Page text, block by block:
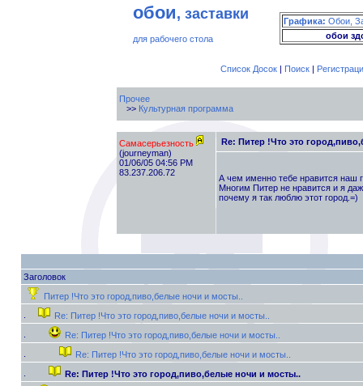
обои, заставки
для рабочего стола
Графика: Обои,
обои
Список Досок| Поиск|
Прочее
>> Культурная программа
Самасерьезность
(journeyman)
01/06/05 04:56 PM
83.237.206.72
Re: Питер !Что это
А чем именно тебе нравится наш
Многим Питер не нравится и я
почему я так люблю этот город.=)
Заголовок
Питер !Что это город,пиво,белые ночи и мосты..
Re: Питер !Что это город,пиво,белые ночи и мосты..
Re: Питер !Что это город,пиво,белые ночи и мосты..
Re: Питер !Что это город,пиво,белые ночи и мосты..
Re: Питер !Что это город,пиво,белые ночи и мосты..